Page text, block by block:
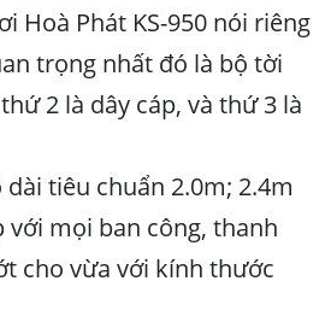
Hoà Phát KS-950 nói riêng
trọng nhất đó là bộ tời
2 là dây cáp, và thứ 3 là
tiêu chuẩn 2.0m; 2.4m
với mọi ban công, thanh
cho vừa với kính thước